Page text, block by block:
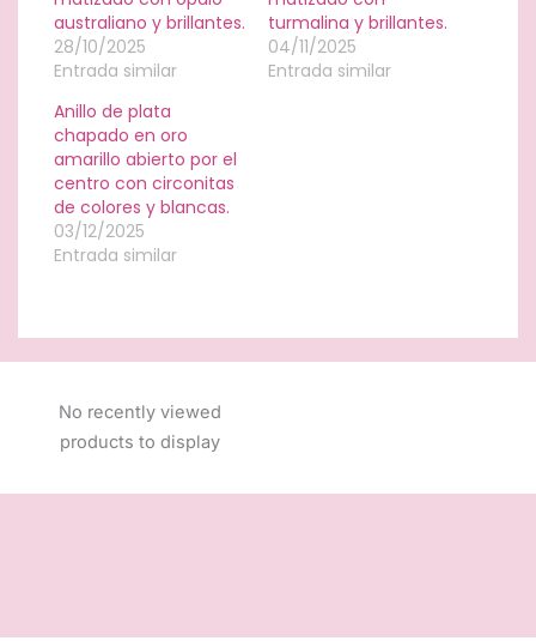
australiano y brillantes.
28/10/2025
Entrada similar
turmalina y brillantes.
04/11/2025
Entrada similar
Anillo de plata
chapado en oro
amarillo abierto por el
centro con circonitas
de colores y blancas.
03/12/2025
Entrada similar
No recently viewed
products to display